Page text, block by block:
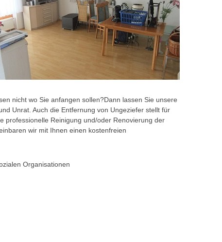
nicht wo Sie anfangen sollen?Dann lassen Sie unsere
Unrat. Auch die Entfernung von Ungeziefer stellt für
professionelle Reinigung und/oder Renovierung der
wir mit Ihnen einen kostenfreien
Organisationen